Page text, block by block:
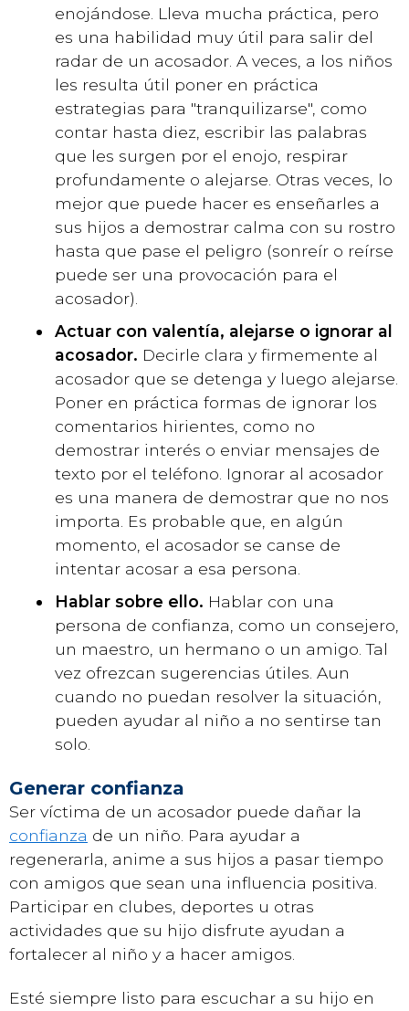
enojándose. Lleva mucha práctica, pero
es una habilidad muy útil para salir del
radar de un acosador. A veces, a los niños
les resulta útil poner en práctica
estrategias para "tranquilizarse", como
contar hasta diez, escribir las palabras
que les surgen por el enojo, respirar
profundamente o alejarse. Otras veces, lo
mejor que puede hacer es enseñarles a
sus hijos a demostrar calma con su rostro
hasta que pase el peligro (sonreír o reírse
puede ser una provocación para el
acosador).
Actuar con valentía, alejarse o ignorar al
acosador. Decirle clara y firmemente al
acosador que se detenga y luego alejarse.
Poner en práctica formas de ignorar los
comentarios hirientes, como no
demostrar interés o enviar mensajes de
texto por el teléfono. Ignorar al acosador
es una manera de demostrar que no nos
importa. Es probable que, en algún
momento, el acosador se canse de
intentar acosar a esa persona.
Hablar sobre ello. Hablar con una
persona de confianza, como un consejero,
un maestro, un hermano o un amigo. Tal
vez ofrezcan sugerencias útiles. Aun
cuando no puedan resolver la situación,
pueden ayudar al niño a no sentirse tan
solo.
Generar confianza
Ser víctima de un acosador puede dañar la
confianza de un niño. Para ayudar a
regenerarla, anime a sus hijos a pasar tiempo
con amigos que sean una influencia positiva.
Participar en clubes, deportes u otras
actividades que su hijo disfrute ayudan a
fortalecer al niño y a hacer amigos.
Esté siempre listo para escuchar a su hijo en